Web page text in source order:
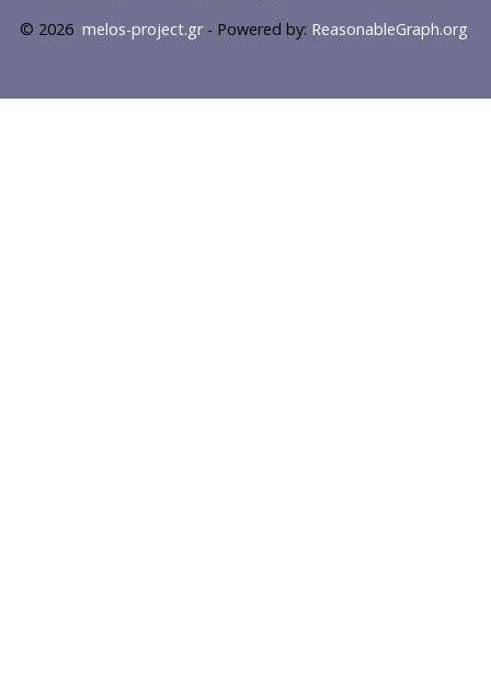
© 2026 melos-project.gr- Powered by: ReasonableGraph.org